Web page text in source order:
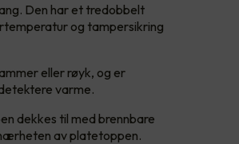
Den har et tredobbelt
og tampersikring
eller røyk, og er
varme.
dekkes til med brennbare
av platetoppen.